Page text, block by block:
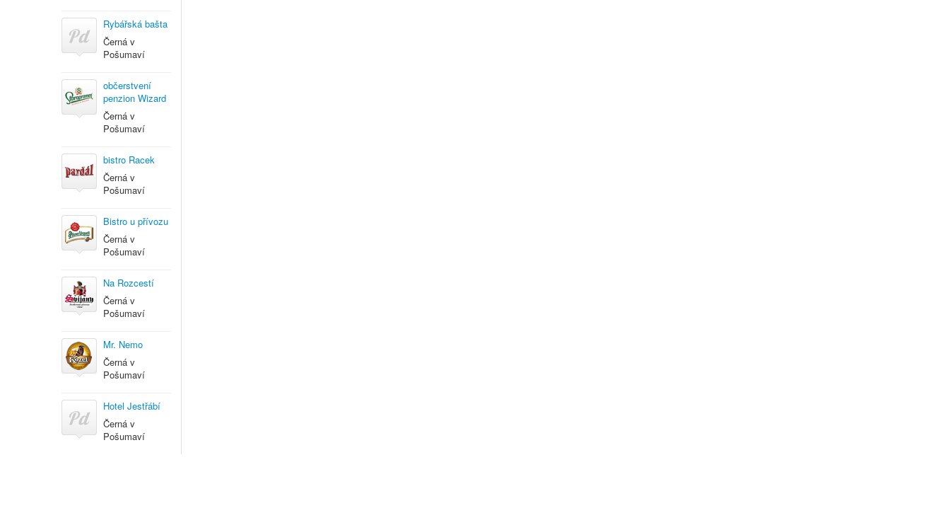
Rybářská bašta
Černá v
Pošumaví
občerstvení
penzion Wizard
Černá v
Pošumaví
bistro Racek
Černá v
Pošumaví
Bistro u přívozu
Černá v
Pošumaví
Na Rozcestí
Černá v
Pošumaví
Mr. Nemo
Černá v
Pošumaví
Hotel Jestřábí
Černá v
Pošumaví